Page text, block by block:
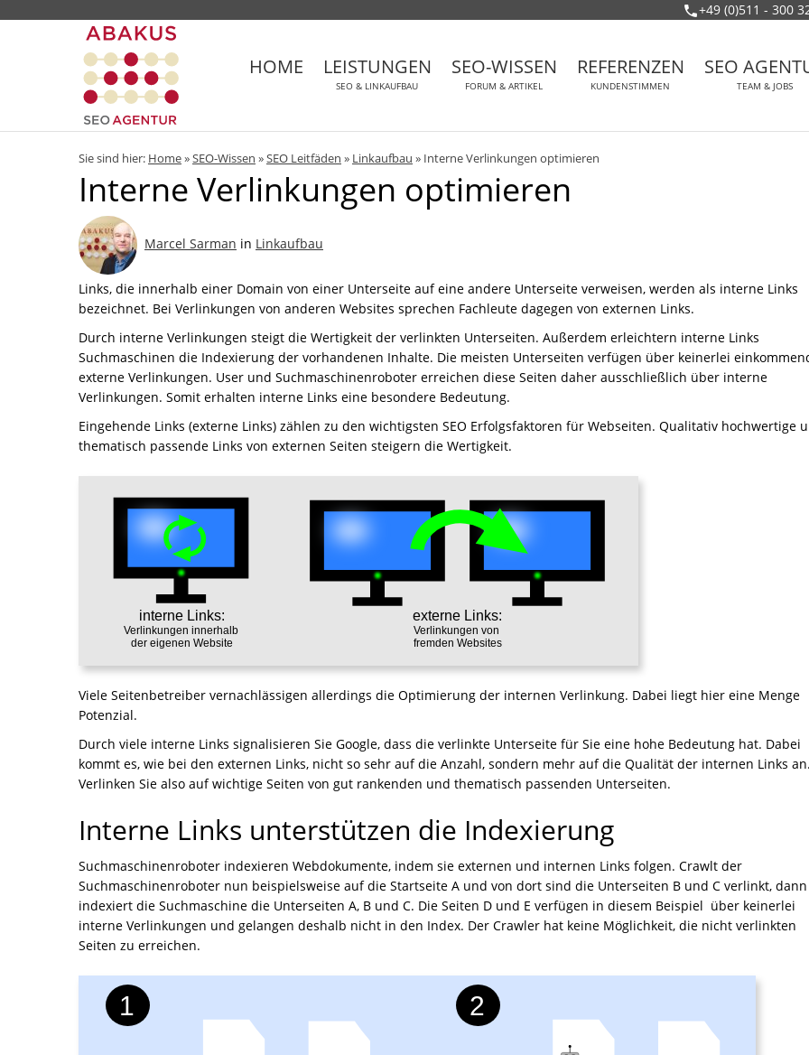
+49 (0)511 - 300
HOME LEISTUNGEN
SEO & LINKAUFBAU
SEO-WISSEN
FORUM & ARTIKEL
REFERENZEN
KUNDENSTIMMEN
SEO
TEAM & JOBS
Sie sind hier: Home»SEO-Wissen »SEO Leitfäden » Linkaufbau » Interne Verlinkungen optimieren
Interne Verlinkungen optimieren
Marcel Sarman in Linkaufbau
Links, die innerhalb einer Domain von einer Unterseite auf eine andere Unterseite verweisen, werden als interne Links
bezeichnet. Bei Verlinkungen von anderen Websites sprechen Fachleute dagegen von externen Links.
Durch interne Verlinkungen steigt die Wertigkeit der verlinkten Unterseiten. Außerdem erleichtern interne Links
Suchmaschinen die Indexierung der vorhandenen Inhalte. Die meisten Unterseiten verfügen über keinerlei
externe Verlinkungen. User und Suchmaschinenroboter erreichen diese Seiten daher ausschließlich über interne
Verlinkungen. Somit erhalten interne Links eine besondere Bedeutung.
Eingehende Links (externe Links) zählen zu den wichtigsten SEO Erfolgsfaktoren für Webseiten. Qualitativ hochwertige
thematisch passende Links von externen Seiten steigern die Wertigkeit.
Viele Seitenbetreiber vernachlässigen allerdings die Optimierung der internen Verlinkung. Dabei liegt hier eine Menge
Potenzial.
Durch viele interne Links signalisieren Sie Google, dass die verlinkte Unterseite für Sie eine hohe Bedeutung hat. Dabei
kommt es, wie bei den externen Links, nicht so sehr auf die Anzahl, sondern mehr auf die Qualität der internen Links
Verlinken Sie also auf wichtige Seiten von gut rankenden und thematisch passenden Unterseiten.
Interne Links unterstützen die Indexierung
Suchmaschinenroboter indexieren Webdokumente, indem sie externen und internen Links folgen. Crawlt der
Suchmaschinenroboter nun beispielsweise auf die Startseite A und von dort sind die Unterseiten B und C verlinkt, dann
indexiert die Suchmaschine die Unterseiten A, B und C. Die Seiten D und E verfügen in diesem Beispiel über keinerlei
interne Verlinkungen und gelangen deshalb nicht in den Index. Der Crawler hat keine Möglichkeit, die nicht verlinkten
Seiten zu erreichen.